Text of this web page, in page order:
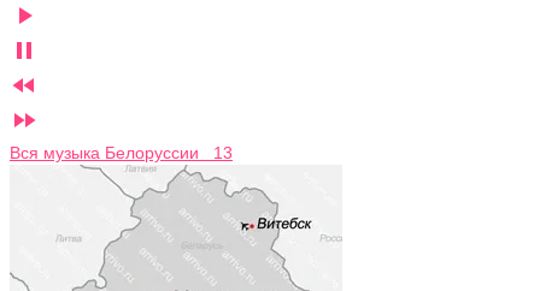




Вся музыка Белоруссии 13